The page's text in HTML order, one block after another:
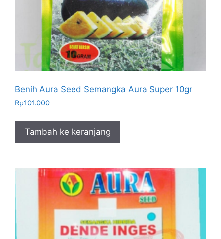
Benih Aura Seed Semangka Aura Super 10gr
Rp101.000
Tambah ke keranjang